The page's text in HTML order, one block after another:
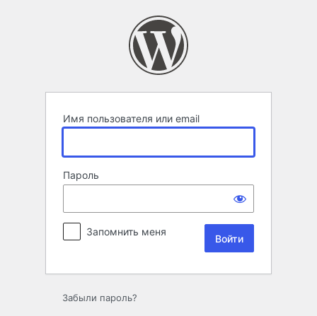
Имя пользователя или email
Пароль
Запомнить меня
Забыли пароль?